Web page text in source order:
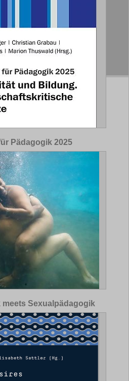
Pädagogik 2025
Sexualpädagogik